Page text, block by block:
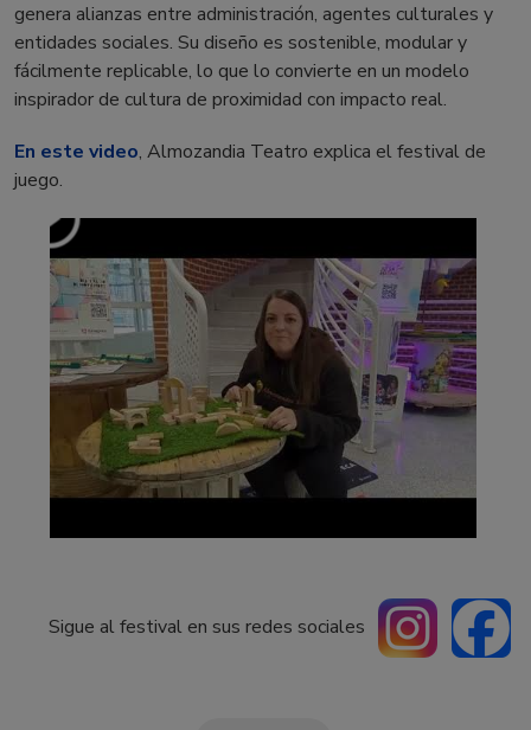
genera alianzas entre administración, agentes culturales y
entidades sociales. Su diseño es sostenible, modular y
fácilmente replicable, lo que lo convierte en un modelo
inspirador de cultura de proximidad con impacto real.
En este video, Almozandia Teatro explica el festival de
juego.
Sigue al festival en sus redes sociales